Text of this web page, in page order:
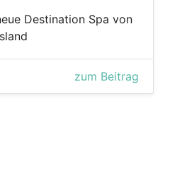
Destination Spa von
zum Beitrag